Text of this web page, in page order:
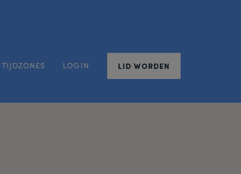
TIJDZONES LOGIN LID WORDEN